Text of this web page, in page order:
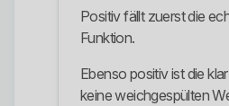
Positiv fällt zuerst die
Funktion.
Ebenso positiv ist die
keine weichgespülten